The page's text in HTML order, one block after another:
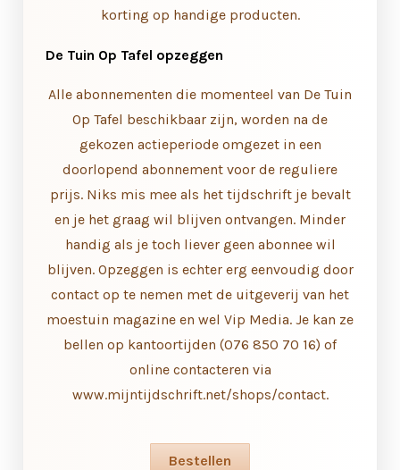
korting op handige producten.
De Tuin Op Tafel opzeggen
Alle abonnementen die momenteel van De Tuin
Op Tafel beschikbaar zijn, worden na de
gekozen actieperiode omgezet in een
doorlopend abonnement voor de reguliere
prijs. Niks mis mee als het tijdschrift je bevalt
en je het graag wil blijven ontvangen. Minder
handig als je toch liever geen abonnee wil
blijven. Opzeggen is echter erg eenvoudig door
contact op te nemen met de uitgeverij van het
moestuin magazine en wel Vip Media. Je kan ze
bellen op kantoortijden (076 850 70 16) of
online contacteren via
www.mijntijdschrift.net/shops/contact.
Bestellen